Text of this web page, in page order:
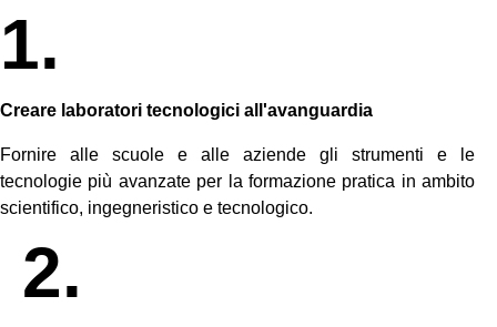
1.
Creare laboratori tecnologici all'avanguardia
Fornire alle scuole e alle aziende gli strumenti e le
tecnologie più avanzate per la formazione pratica in ambito
scientifico, ingegneristico e tecnologico.
2.